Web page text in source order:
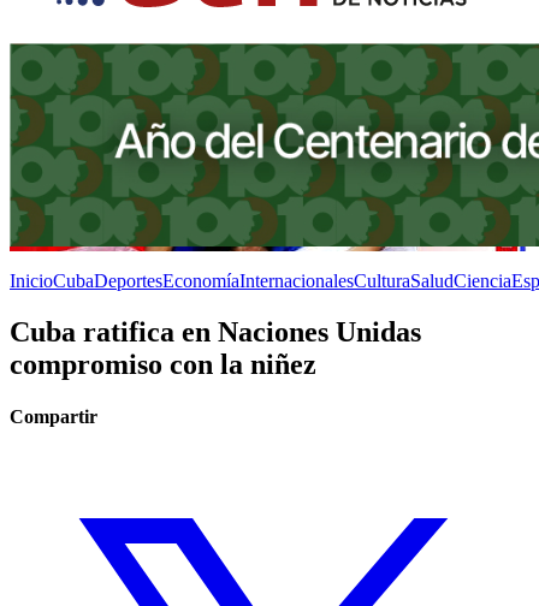
InicioCubaDeportesEconomíaInternacionalesCulturaSaludCiencia
Cuba ratifica en Naciones Unidas
compromiso con la niñez
Compartir